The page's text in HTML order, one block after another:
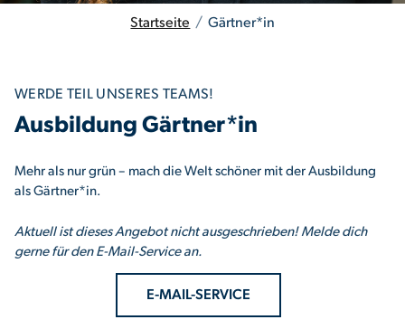
Startseite / Gärtner*in
WERDE TEIL UNSERES TEAMS!
Ausbildung Gärtner*in
Mehr als nur grün – mach die Welt schöner mit der Ausbildung
als Gärtner*in.
Aktuell ist dieses Angebot nicht ausgeschrieben! Melde dich
gerne für den E-Mail-Service an.
E-MAIL-SERVICE